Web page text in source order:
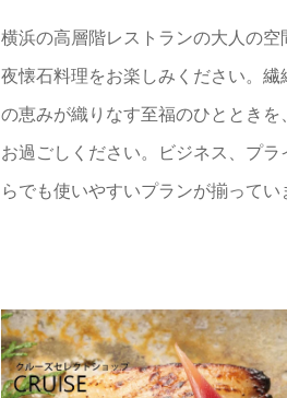
横浜の高層階レストランの大人の空
夜懐石料理をお楽しみください。繊
の恵みが織りなす至福のひとときを
お過ごしください。ビジネス、プラ
らでも使いやすいプランが揃ってい